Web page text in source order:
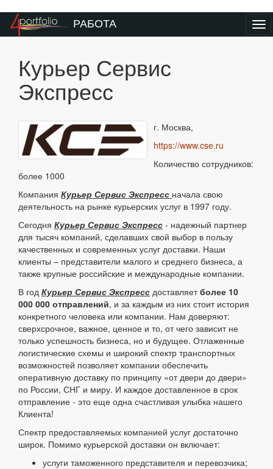
Преейти на главное меню
РАБОТА
Курьер Сервис
Экспресс
г. Москва,
https://www.cse.ru
Количество сотрудников:
более 1000
Компания Курьер Сервис Экспресс начала свою
деятельность на рынке курьерских услуг в 1997 году.
Сегодня Курьер Сервис Экспресс - надежный партнер
для тысяч компаний, сделавших свой выбор в пользу
качественных и современных услуг доставки. Наши
клиенты – представители малого и среднего бизнеса, а
также крупные российские и международные компании.
В год Курьер Сервис Экспресс доставляетболее 10
000 000 отправлений, и за каждым из них стоит история
конкретного человека или компании. Нам доверяют:
сверхсрочное, важное, ценное и то, от чего зависит не
только успешность бизнеса, но и будущее. Отлаженные
логистические схемы и широкий спектр транспортных
возможностей позволяет компании обеспечить
оперативную доставку по принципу «от двери до двери»
по России, СНГ и миру. И каждое доставленное в срок
отправление - это еще одна счастливая улыбка нашего
Клиента!
Спектр предоставляемых компанией услуг достаточно
широк. Помимо курьерской доставки он включает:
услуги таможенного представителя и перевозчика;